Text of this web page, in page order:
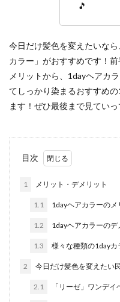
🎵
今日だけ髪色を変えたいな
カラー」がおすすめです！
メリットから、1dayヘアカ
てしっかり染まるおすすめ
ます！ぜひ最後まで見てい
目次
1 メリット・デメリット
1.1 1dayヘアカラーのメ
1.2 1dayヘアカラーのデ
1.3 様々な種類の1dayカ
2 今日だけ髪色を変えたい
2.1 「リーゼ」ワンデイ